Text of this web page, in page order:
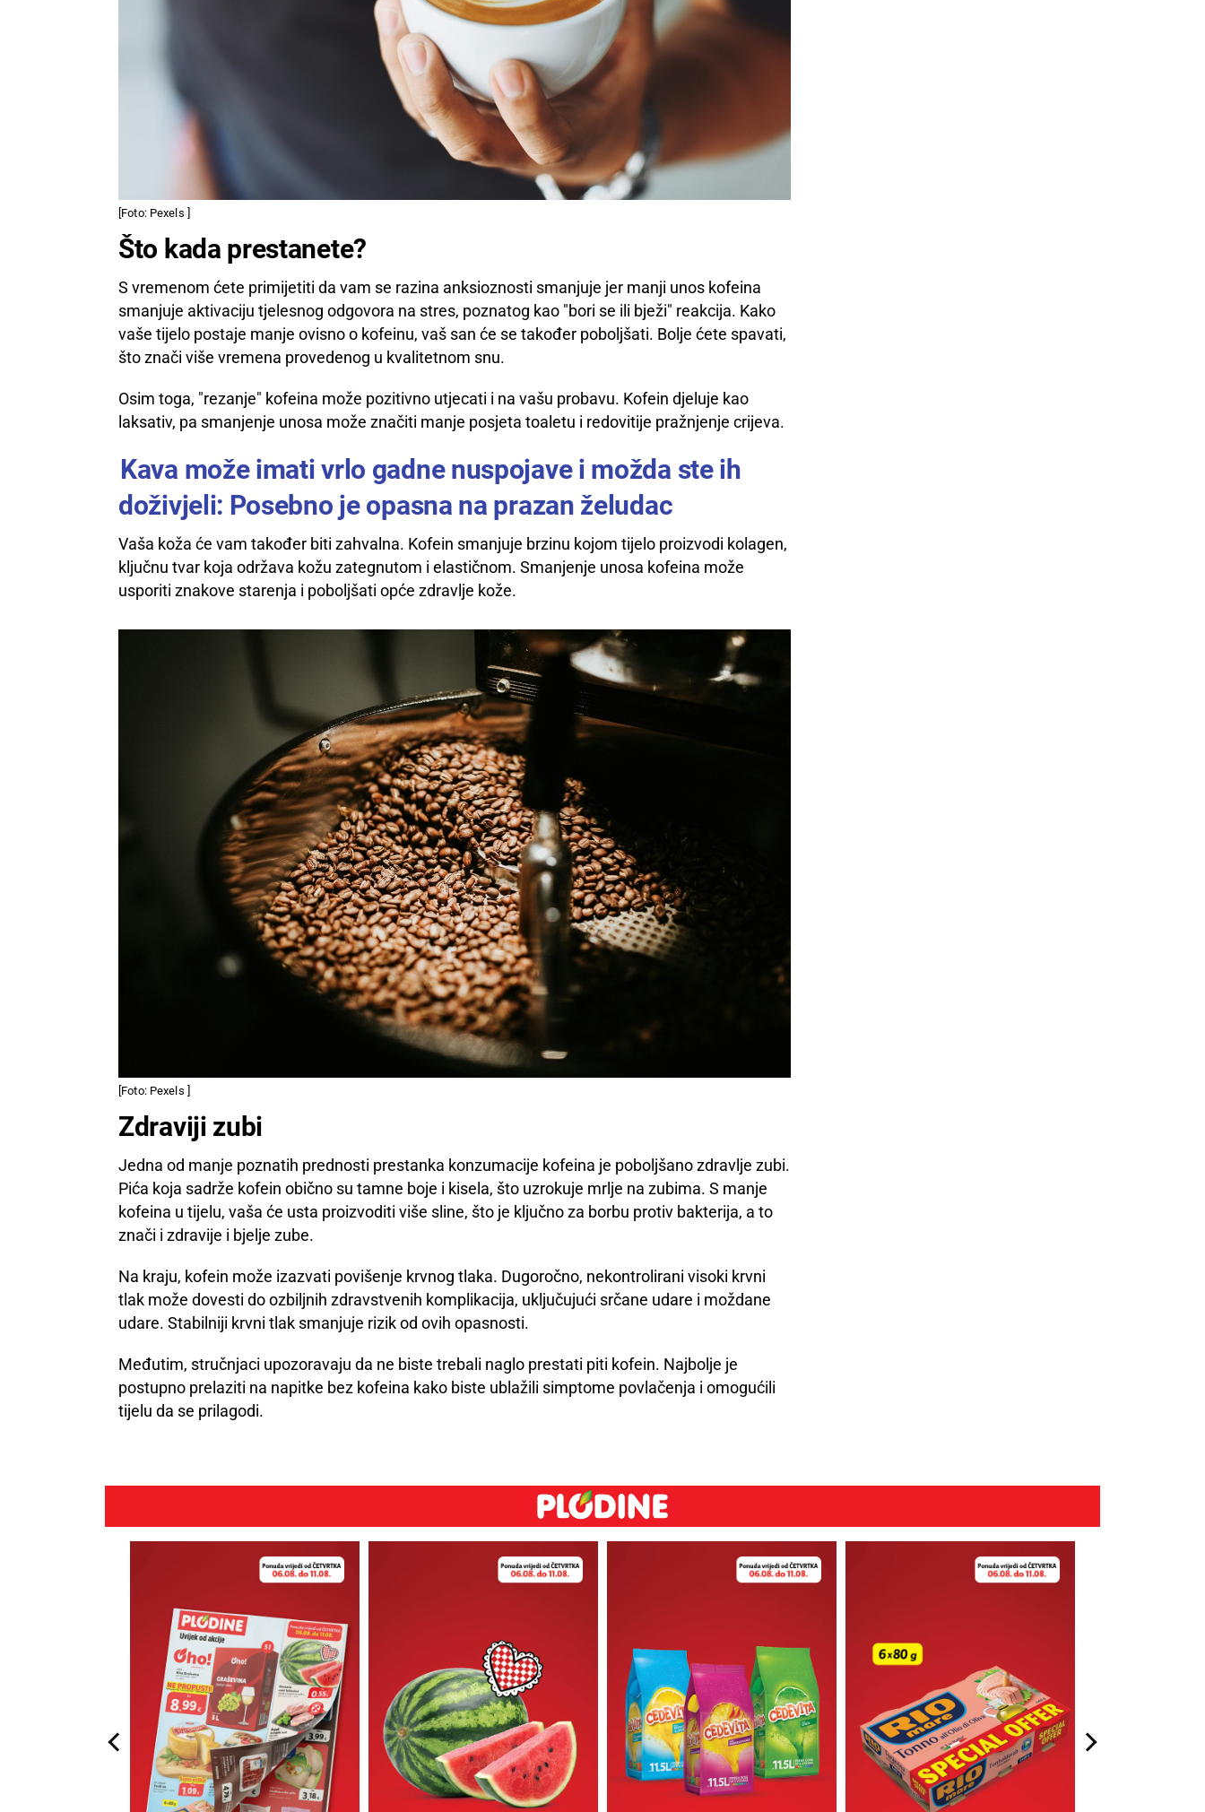
[Foto: Pexels ]
Što kada prestanete?
S vremenom ćete primijetiti da vam se razina anksioznosti smanjuje jer manji unos kofeina
smanjuje aktivaciju tjelesnog odgovora na stres, poznatog kao "bori se ili bježi" reakcija. Kako
vaše tijelo postaje manje ovisno o kofeinu, vaš san će se također poboljšati. Bolje ćete spavati,
što znači više vremena provedenog u kvalitetnom snu.
Osim toga, "rezanje" kofeina može pozitivno utjecati i na vašu probavu. Kofein djeluje kao
laksativ, pa smanjenje unosa može značiti manje posjeta toaletu i redovitije pražnjenje crijeva.
Kava može imati vrlo gadne nuspojave i možda ste ih
doživjeli: Posebno je opasna na prazan želudac
Vaša koža će vam također biti zahvalna. Kofein smanjuje brzinu kojom tijelo proizvodi kolagen,
ključnu tvar koja održava kožu zategnutom i elastičnom. Smanjenje unosa kofeina može
usporiti znakove starenja i poboljšati opće zdravlje kože.
[Foto: Pexels ]
Zdraviji zubi
Jedna od manje poznatih prednosti prestanka konzumacije kofeina je poboljšano zdravlje zubi.
Pića koja sadrže kofein obično su tamne boje i kisela, što uzrokuje mrlje na zubima. S manje
kofeina u tijelu, vaša će usta proizvoditi više sline, što je ključno za borbu protiv bakterija, a to
znači i zdravije i bjelje zube.
Na kraju, kofein može izazvati povišenje krvnog tlaka. Dugoročno, nekontrolirani visoki krvni
tlak može dovesti do ozbiljnih zdravstvenih komplikacija, uključujući srčane udare i moždane
udare. Stabilniji krvni tlak smanjuje rizik od ovih opasnosti.
Međutim, stručnjaci upozoravaju da ne biste trebali naglo prestati piti kofein. Najbolje je
postupno prelaziti na napitke bez kofeina kako biste ublažili simptome povlačenja i omogućili
tijelu da se prilagodi.